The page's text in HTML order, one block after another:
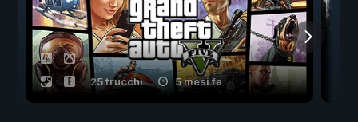
25 trucchi 5 mesi fa